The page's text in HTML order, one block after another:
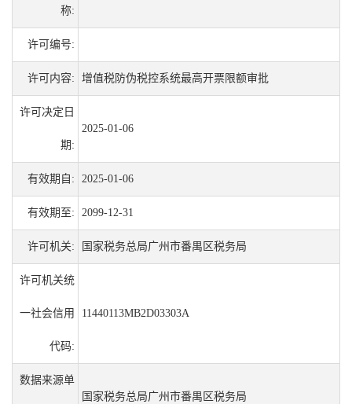
称:
许可编号:
许可内容: 增值税防伪税控系统最高开票限额审批
许可决定日
期:
2025-01-06
有效期自: 2025-01-06
有效期至: 2099-12-31
许可机关: 国家税务总局广州市番禺区税务局
许可机关统
一社会信用
代码:
11440113MB2D03303A
数据来源单
国家税务总局广州市番禺区税务局